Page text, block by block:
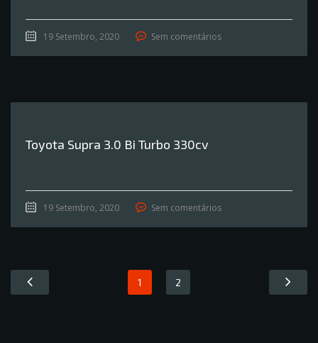
19 Setembro, 2020 Sem comentários
Toyota Supra 3.0 Bi Turbo 330cv
19 Setembro, 2020 Sem comentários
1 2